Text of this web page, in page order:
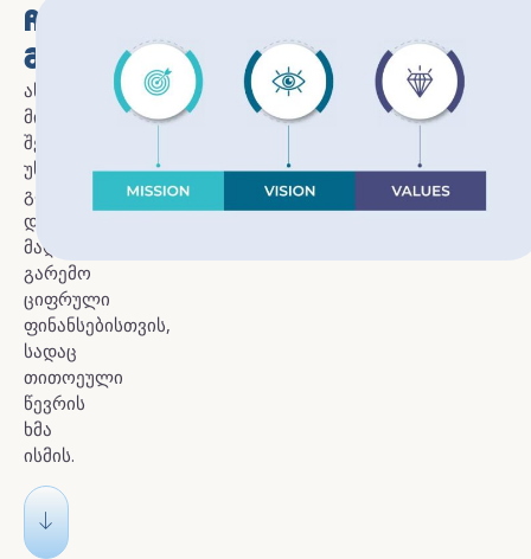
ᲩᲕᲔᲜᲘ
ᲛᲘᲡᲘᲐ
ასოციაციის
მისიაა
შეიქმენას
უსაფრთხო,
გამჭვირვალე
და
მაღალტექნოლოგიური
გარემო
ციფრული
ფინანსებისთვის,
სადაც
თითოეული
წევრის
ხმა
ისმის.